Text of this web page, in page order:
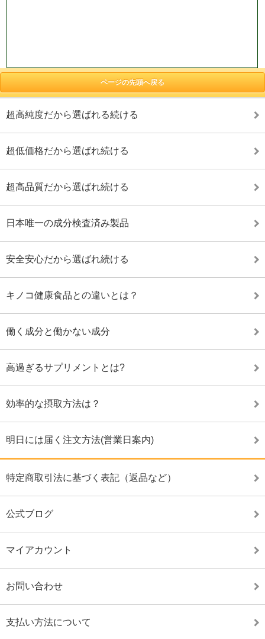
ページの先頭へ戻る
超高純度だから選ばれる続ける
超低価格だから選ばれ続ける
超高品質だから選ばれ続ける
日本唯一の成分検査済み製品
安全安心だから選ばれ続ける
キノコ健康食品との違いとは？
働く成分と働かない成分
高過ぎるサプリメントとは?
効率的な摂取方法は？
明日には届く注文方法(営業日案内)
特定商取引法に基づく表記（返品など）
公式ブログ
マイアカウント
お問い合わせ
支払い方法について